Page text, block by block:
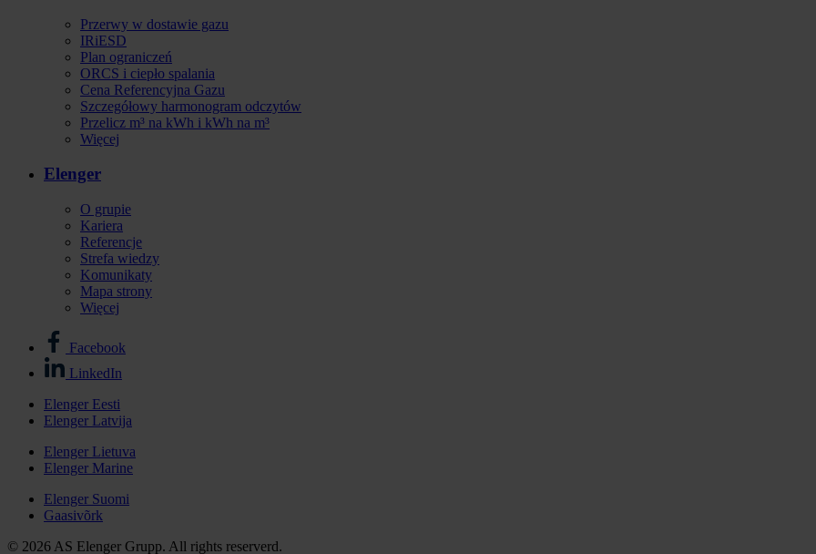
Przerwy w dostawie gazu
IRiESD
Plan ograniczeń
ORCS i ciepło spalania
Cena Referencyjna Gazu
Szczegółowy harmonogram odczytów
Przelicz m³ na kWh i kWh na m³
Więcej
Elenger
O grupie
Kariera
Referencje
Strefa wiedzy
Komunikaty
Mapa strony
Więcej
Stopka
media
społecznościowe
Facebook
LinkedIn
Stopka
Elenger
international
Elenger Eesti
Elenger Latvija
Elenger Lietuva
Elenger Marine
Elenger Suomi
Gaasivõrk
© 2026 AS Elenger Grupp. All rights reserverd.